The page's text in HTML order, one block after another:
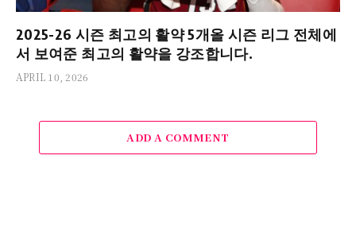
2025-26 시즌 최고의 활약 5개올 시즌 리그 전체에
서 보여준 최고의 활약을 강조합니다.
APRIL 10, 2026
ADD A COMMENT